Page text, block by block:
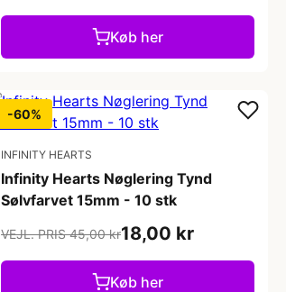
Køb her
-60%
INFINITY HEARTS
Infinity Hearts Nøglering Tynd
Sølvfarvet 15mm - 10 stk
VEJL. PRIS 45,00 kr18,00 kr
Køb her